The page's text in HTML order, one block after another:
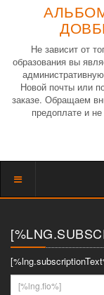
Не зависит от
образования вы
Новой почты или
заказе. Обращаем
предоплате и
Показать
[%lng.fio%]